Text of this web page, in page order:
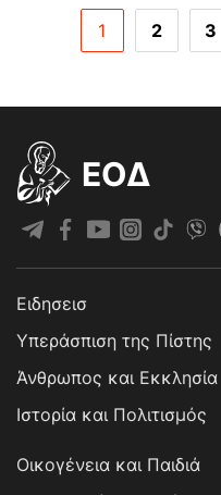
1 2 3
EOΔ
Ειδησεισ
Υπεράσπιση της Πίστης
Άνθρωπος και Εκκλησία
Ιστορία και Πολιτισμός
Οικογένεια και Παιδιά